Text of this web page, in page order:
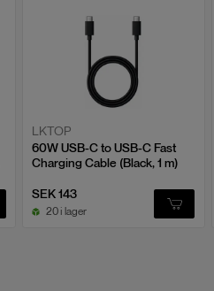
LKTOP
60W USB-C to USB-C Fast
Charging Cable (Black, 1 m)
SEK 143
20 i lager